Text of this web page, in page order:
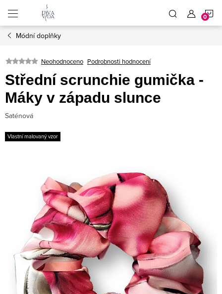
obsah
Módní doplňky
Neohodnoceno Podrobnosti hodnocení
Střední scrunchie gumička -
Máky v západu slunce
Saténová
Vlastní malovaný vzor